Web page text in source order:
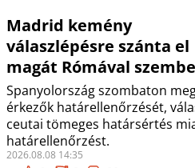
Madrid kemény
válaszlépésre szánta el
magát Rómával
Spanyolország szombaton
érkezők határellenőrzését,
ceutai tömeges határsértés
határellenőrzést.
2026.08.08 14:35